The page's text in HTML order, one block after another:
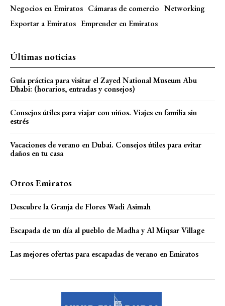
Negocios en Emiratos Cámaras de comercio Networking
Exportar a Emiratos Emprender en Emiratos
Últimas noticias
Guía práctica para visitar el Zayed National Museum Abu
Dhabi: (horarios, entradas y consejos)
Consejos útiles para viajar con niños. Viajes en familia sin
estrés
Vacaciones de verano en Dubai. Consejos útiles para evitar
daños en tu casa
Otros Emiratos
Descubre la Granja de Flores Wadi Asimah
Escapada de un día al pueblo de Madha y Al Miqsar Village
Las mejores ofertas para escapadas de verano en Emiratos